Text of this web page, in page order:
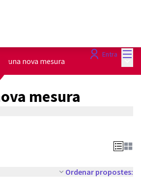
Entra
una nova mesura
mesura
Ordenar propostes: